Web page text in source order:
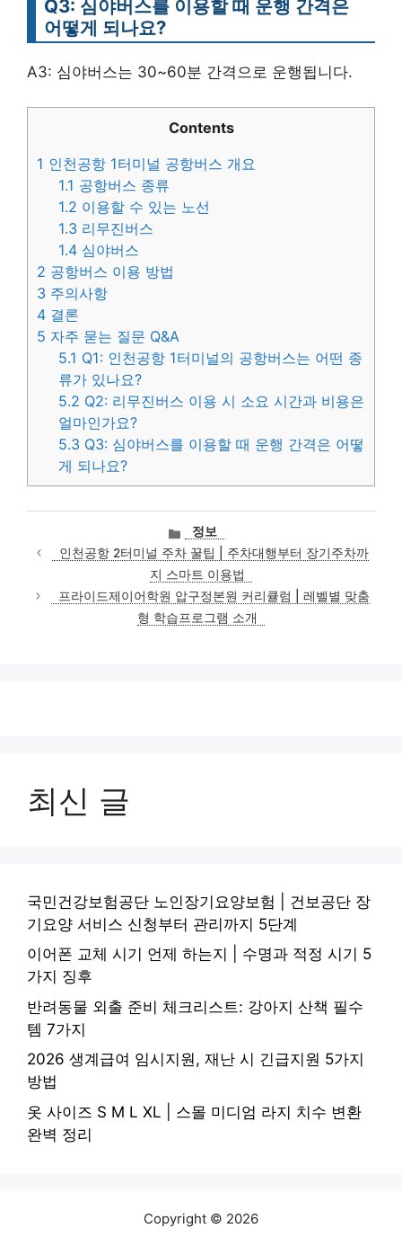
Q3: 심야버스를 이용할 때 운행 간격은
어떻게 되나요?
A3: 심야버스는 30~60분 간격으로 운행됩니다.
Contents
1 인천공항 1터미널 공항버스 개요
1.1 공항버스 종류
1.2 이용할 수 있는 노선
1.3 리무진버스
1.4 심야버스
2 공항버스 이용 방법
3 주의사항
4 결론
5 자주 묻는 질문 Q&A
5.1 Q1: 인천공항 1터미널의 공항버스는 어떤 종
류가 있나요?
5.2 Q2: 리무진버스 이용 시 소요 시간과 비용은
얼마인가요?
5.3 Q3: 심야버스를 이용할 때 운행 간격은 어떻
게 되나요?
카
테
고
리
정보
인천공항 2터미널 주차 꿀팁 | 주차대행부터 장기주차까
지 스마트 이용법
프라이드제이어학원 압구정본원 커리큘럼 | 레벨별 맞춤
형 학습프로그램 소개
최신 글
국민건강보험공단 노인장기요양보험 | 건보공단 장
기요양 서비스 신청부터 관리까지 5단계
이어폰 교체 시기 언제 하는지 | 수명과 적정 시기 5
가지 징후
반려동물 외출 준비 체크리스트: 강아지 산책 필수
템 7가지
2026 생계급여 임시지원, 재난 시 긴급지원 5가지
방법
옷 사이즈 S M L XL | 스몰 미디엄 라지 치수 변환
완벽 정리
Copyright © 2026